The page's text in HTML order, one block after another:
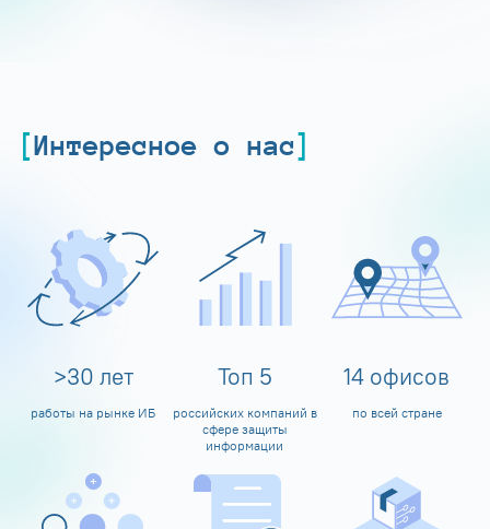
Интересное о нас
>30 лет
работы на рынке ИБ
Топ 5
российских компаний в
сфере защиты
информации
14 офисов
по всей стране